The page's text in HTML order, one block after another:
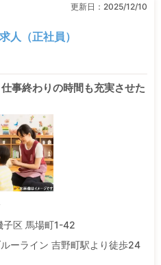
更新日： 2025/12/10
人（正社員）
事終わりの時間も充実させた
子区 馬場町1-42
ーライン 吉野町駅より徒歩24